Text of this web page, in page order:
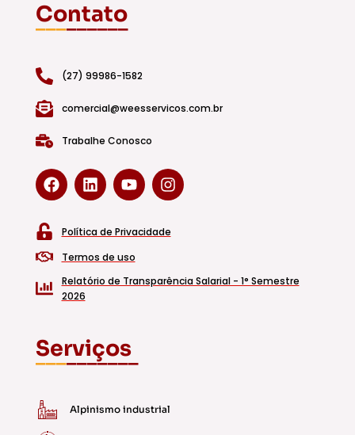
Contato
(27) 99986-1582
comercial@weesservicos.com.br
Trabalhe Conosco
_________
a
c
o
o
i
n
d
i
o
u
b
e
n
s
g
m
Política de Privacidade
Termos de uso
Relatório de Transparência Salarial - 1° Semestre
2026
Serviços
__________
Alpinismo industrial